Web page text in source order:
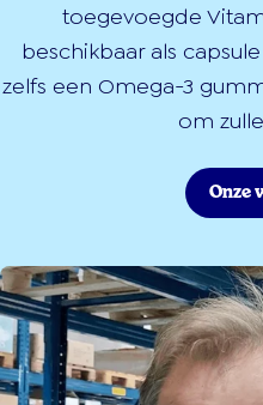
toegevoegde
beschikbaar als
zelfs een Omega-3
om
Onze